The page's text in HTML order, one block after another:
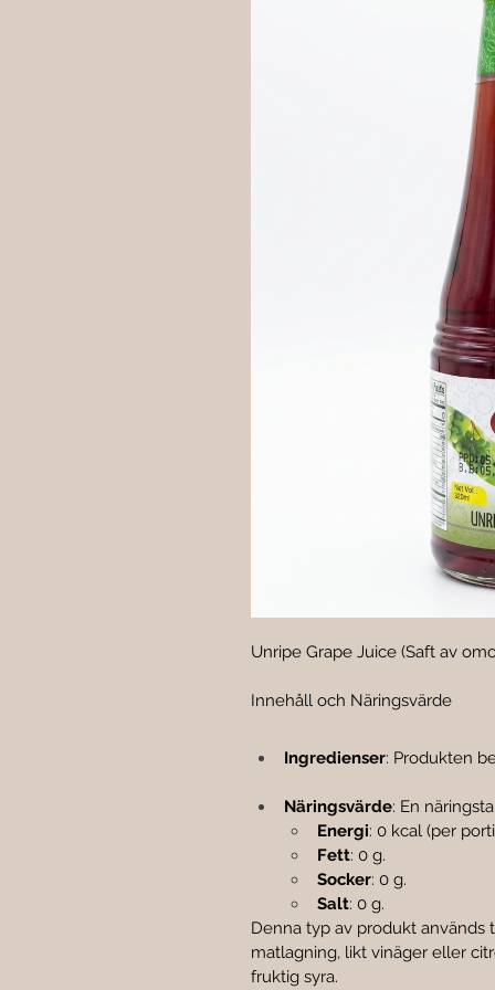
Unripe Grape Juice (Saft av
Innehåll och Näringsvärde
Ingredienser: Produkten
Näringsvärde: En
Energi: 0 kcal (per
Fett: 0 g.
Socker: 0 g.
Salt: 0 g.
Denna typ av produkt
matlagning, likt vinäger eller
fruktig syra.